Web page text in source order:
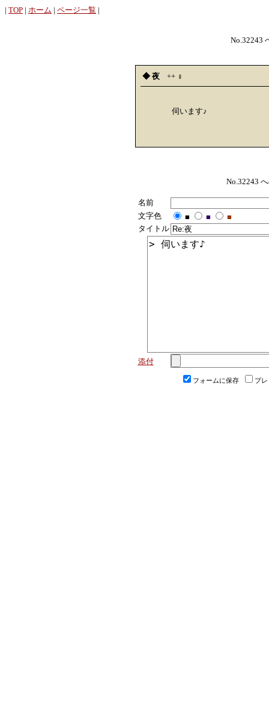
| TOP | ホーム | ページ一覧 |
No.32243
◆ 夜 ++ ︎︎♀
伺います♪
No.32243
名前
文字色
■ ■
■
タイトル
添付
フォームに保存 プ